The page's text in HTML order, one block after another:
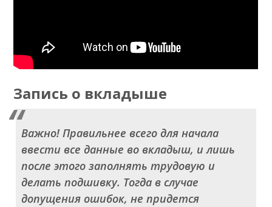
Запись о вкладыше
Важно! Правильнее всего для начала
ввести все данные во вкладыш, и лишь
после этого заполнять трудовую и
делать подшивку. Тогда в случае
допущения ошибок, не придется